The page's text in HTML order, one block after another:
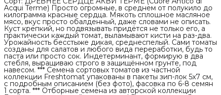
Acqui Terme) Просто огромные, в среднем от полукило до
килограмма красные сердца. Мякоть сплошное масляное
мясо, вкус просто обалденный, даже словами не описать.
Куст крепкий, но подвязывать придётся не только его, а
практически каждый томат, выламывают кисти на раз-два.
Урожайность бесстыже дикая, среднеспелый. Сами томаты
созданы для салатов и любого вида переработки, будь то
паста или просто сок. Индетерминант, формирую в два
стебля, выращиваю строго в защищённом грунте, под
навесом. *** Семена сортовых томатов из частной
коллекции Freshtomat упакованы в пакеты зип-лок 5х7 см,
с подробным описанием (без фото), фасовка по 6-8 семян
1 сорта. *** Отборные семена из авторской коллекции